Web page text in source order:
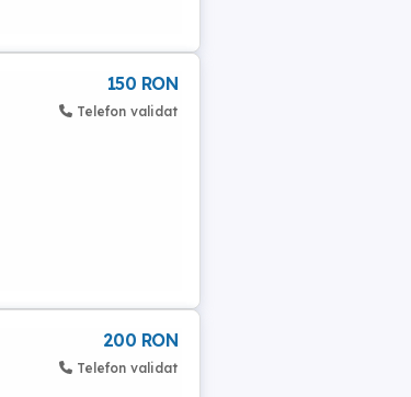
150 RON
Telefon validat
200 RON
Telefon validat